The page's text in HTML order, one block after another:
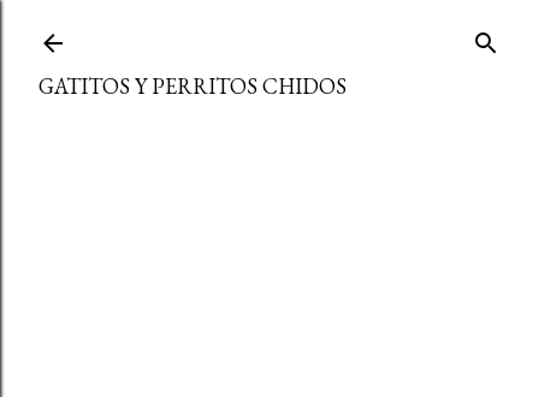
GATITOS Y PERRITOS CHIDOS